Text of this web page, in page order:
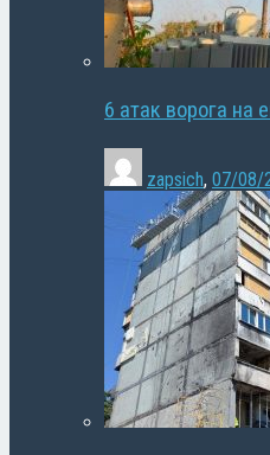
6 атак ворога на
zapsich, 07/08/